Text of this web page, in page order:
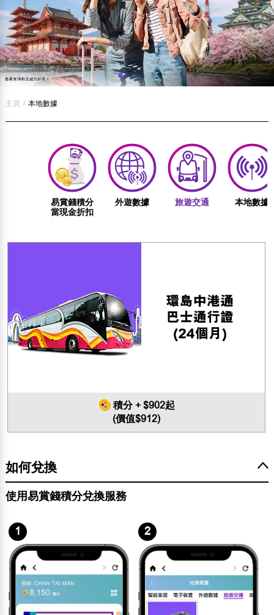
主頁 / 本地數據
易賞錢積分
當現金折扣
外遊數據 旅遊交通 本地數據
積分 + $902起
(價值$912)
如何兌換
使用易賞錢積分兌換服務
1 2